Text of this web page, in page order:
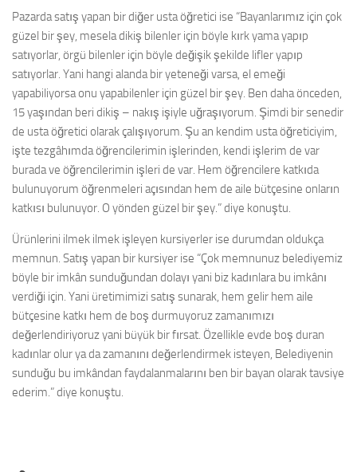
Pazarda satış yapan bir diğer usta öğretici ise “Bayanlarımız için çok
güzel bir şey, mesela dikiş bilenler için böyle kırk yama yapıp
satıyorlar, örgü bilenler için böyle değişik şekilde lifler yapıp
satıyorlar. Yani hangi alanda bir yeteneği varsa, el emeği
yapabiliyorsa onu yapabilenler için güzel bir şey. Ben daha önceden,
15 yaşından beri dikiş – nakış işiyle uğraşıyorum. Şimdi bir senedir
de usta öğretici olarak çalışıyorum. Şu an kendim usta öğreticiyim,
işte tezgâhımda öğrencilerimin işlerinden, kendi işlerim de var
burada ve öğrencilerimin işleri de var. Hem öğrencilere katkıda
bulunuyorum öğrenmeleri açısından hem de aile bütçesine onların
katkısı bulunuyor. O yönden güzel bir şey.” diye konuştu.
Ürünlerini ilmek ilmek işleyen kursiyerler ise durumdan oldukça
memnun. Satış yapan bir kursiyer ise “Çok memnunuz belediyemiz
böyle bir imkân sunduğundan dolayı yani biz kadınlara bu imkânı
verdiği için. Yani üretimimizi satış sunarak, hem gelir hem aile
bütçesine katkı hem de boş durmuyoruz zamanımızı
değerlendiriyoruz yani büyük bir fırsat. Özellikle evde boş duran
kadınlar olur ya da zamanını değerlendirmek isteyen, Belediyenin
sunduğu bu imkândan faydalanmalarını ben bir bayan olarak tavsiye
ederim.” diye konuştu.